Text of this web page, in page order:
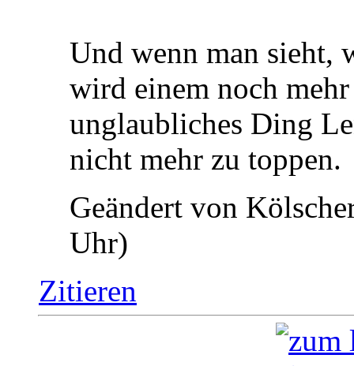
Und wenn man sieht,
wird einem noch
unglaubliches Ding
nicht mehr zu toppen.
Geändert von
Uhr)
Zitieren